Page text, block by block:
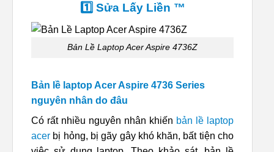
1️⃣ Sửa Lấy Liền ™
Bản Lề Laptop Acer Aspire 4736Z
Bản lề laptop Acer Aspire 4736 Series
nguyên nhân do đâu
Có rất nhiều nguyên nhân khiến bản lề laptop
acer bị hỏng, bị gãy gây khó khăn, bất tiện cho